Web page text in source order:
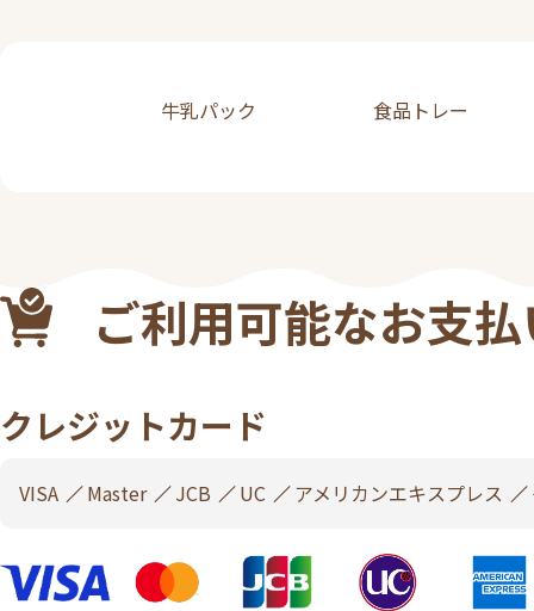
牛乳パック 食品トレー
ご利用可能なお支
クレジットカード
VISA Master JCB UC アメリカンエキスプレス